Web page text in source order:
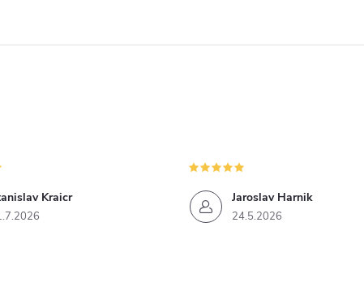
Kraicr Jaroslav Harnik
24.5.2026